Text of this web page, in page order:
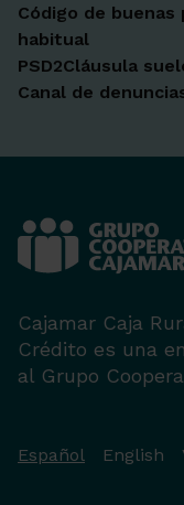
Código de
habitual
PSD2Cláusula
Canal de
Cajamar Caja
Crédito es una
al Grupo
Español English